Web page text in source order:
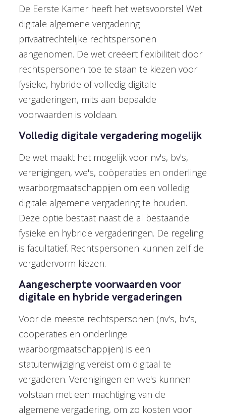
De Eerste Kamer heeft het wetsvoorstel Wet
digitale algemene vergadering
privaatrechtelijke rechtspersonen
aangenomen. De wet creëert flexibiliteit door
rechtspersonen toe te staan te kiezen voor
fysieke, hybride of volledig digitale
vergaderingen, mits aan bepaalde
voorwaarden is voldaan.
Volledig digitale vergadering mogelijk
De wet maakt het mogelijk voor nv's, bv's,
verenigingen, vve's, coöperaties en onderlinge
waarborgmaatschappijen om een volledig
digitale algemene vergadering te houden.
Deze optie bestaat naast de al bestaande
fysieke en hybride vergaderingen. De regeling
is facultatief. Rechtspersonen kunnen zelf de
vergadervorm kiezen.
Aangescherpte voorwaarden voor
digitale en hybride vergaderingen
Voor de meeste rechtspersonen (nv's, bv's,
coöperaties en onderlinge
waarborgmaatschappijen) is een
statutenwijziging vereist om digitaal te
vergaderen. Verenigingen en vve's kunnen
volstaan met een machtiging van de
algemene vergadering, om zo kosten voor